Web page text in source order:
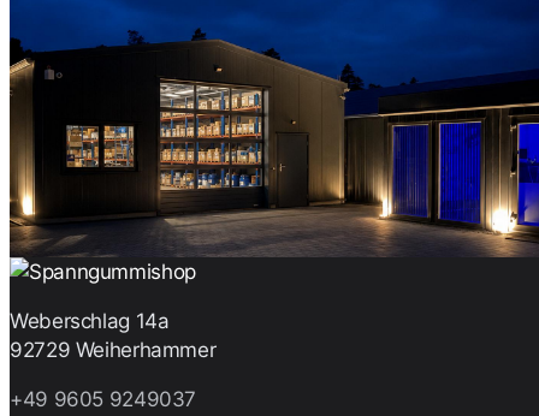
Weberschlag 14a
92729 Weiherhammer
+49 9605 9249037